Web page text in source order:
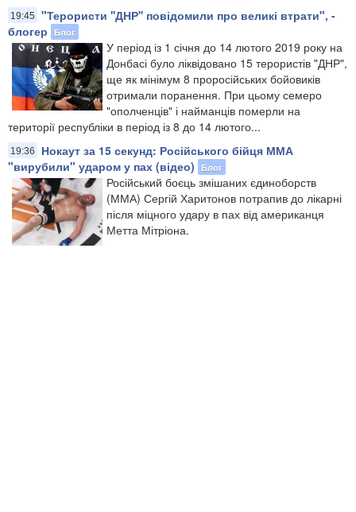
19:45
"Терористи ''ДНР'' повідомили про великі втрати", -
блогер
Блог
У період із 1 січня до 14 лютого 2019 року на
Донбасі було ліквідовано 15 терористів "ДНР",
ще як мінімум 8 проросійських бойовиків
отримали поранення. При цьому семеро
"ополченців" і найманців померли на
території республіки в період із 8 до 14 лютого...
19:36
Нокаут за 15 секунд: Російського бійця ММА
"вирубили" ударом у пах (відео)
Блог
Російський боєць змішаних єдиноборств
(ММА) Сергій Харитонов потрапив до лікарні
після міцного удару в пах від американця
Метта Мітріона.